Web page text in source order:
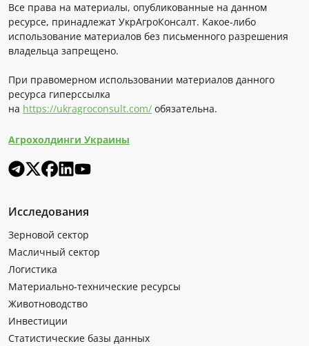
Все права на материалы, опубликованные на данном
ресурсе, принадлежат УкрАгроКонсалт. Какое-либо
использование материалов без письменного разрешения
владельца запрещено.
При правомерном использовании материалов данного
ресурса гиперссылка
на https://ukragroconsult.com/ обязательна.
Агрохолдинги Украины
Исследования
Зерновой сектор
Масличный сектор
Логистика
Материально-технические ресурсы
Животноводство
Инвестиции
Статистические базы данных